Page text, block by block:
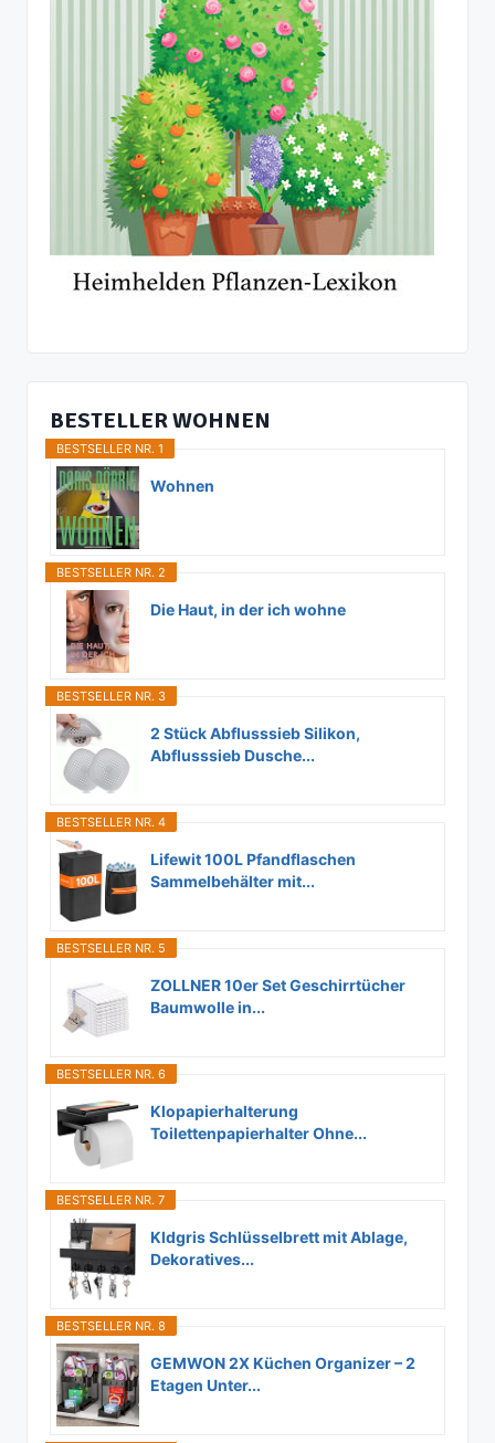
BESTELLER WOHNEN
BESTSELLER NR. 1
Wohnen
BESTSELLER NR. 2
Die Haut, in der ich wohne
BESTSELLER NR. 3
2 Stück Abflusssieb Silikon,
Abflusssieb Dusche...
BESTSELLER NR. 4
Lifewit 100L Pfandflaschen
Sammelbehälter mit...
BESTSELLER NR. 5
ZOLLNER 10er Set Geschirrtücher
Baumwolle in...
BESTSELLER NR. 6
Klopapierhalterung
Toilettenpapierhalter Ohne...
BESTSELLER NR. 7
Kldgris Schlüsselbrett mit Ablage,
Dekoratives...
BESTSELLER NR. 8
GEMWON 2X Küchen Organizer – 2
Etagen Unter...